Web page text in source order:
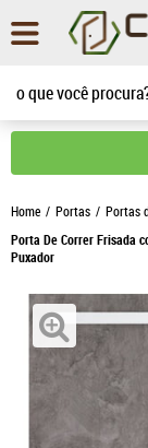
Home Portas
Portas
Porta De Correr Frisada
Puxador